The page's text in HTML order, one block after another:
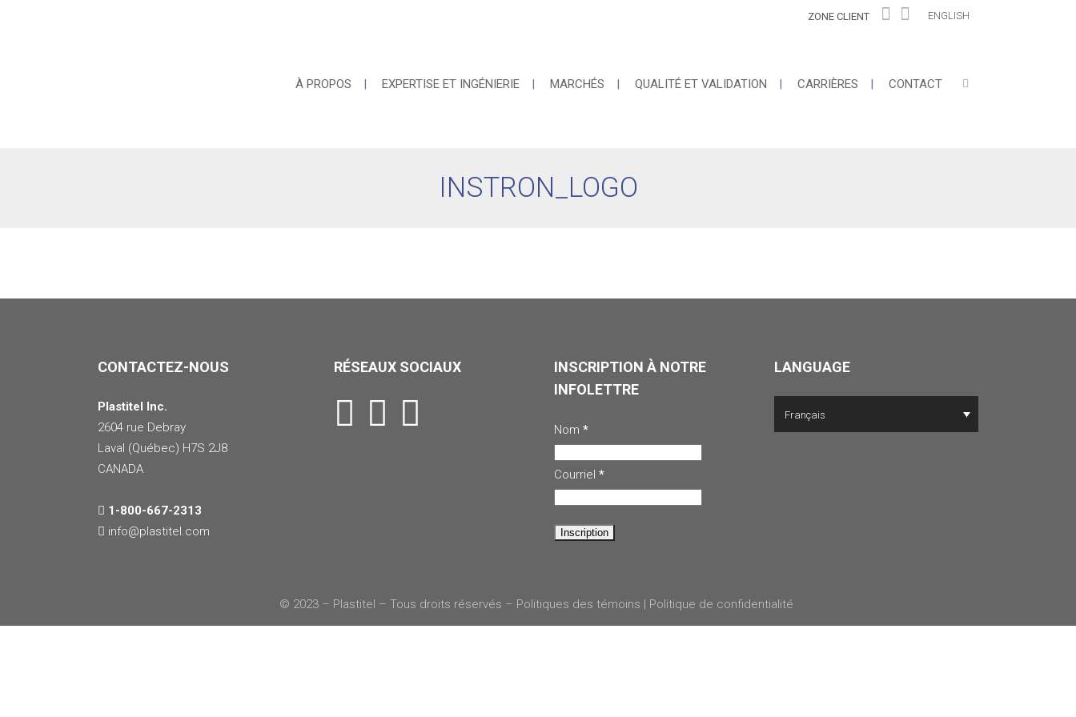
ZONE CLIENT ENGLISH
À PROPOS EXPERTISE ET INGÉNIERIE MARCHÉS QUALITÉ ET VALIDATION CARRIÈRES CONTACT
INSTRON_LOGO
CONTACTEZ-NOUS
Plastitel Inc.
2604 rue Debray
Laval (Québec) H7S 2J8
CANADA
1-800-667-2313
info@plastitel.com
RÉSEAUX SOCIAUX
INSCRIPTION À NOTRE
INFOLETTRE
Nom *
Courriel *
LANGUAGE
Français
© 2023 – Plastitel – Tous droits réservés – Politiques des témoins | Politique de confidentialité